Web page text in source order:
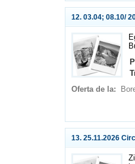
12. 03.04; 08.10/
Oferta de la:
13. 25.11.2026